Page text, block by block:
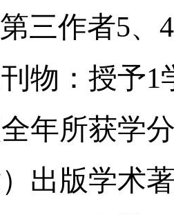
三作者5、
物：授予1
年所获学
出版学术